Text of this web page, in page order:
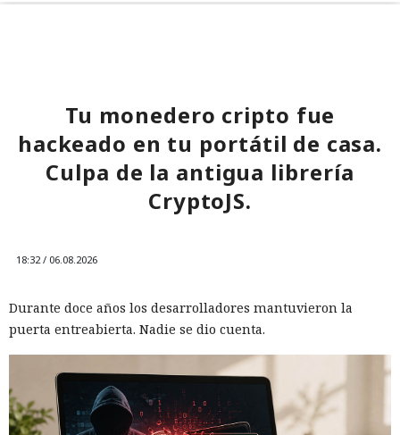
Tu monedero cripto fue
hackeado en tu portátil de casa.
Culpa de la antigua librería
CryptoJS.
18:32 / 06.08.2026
Durante doce años los desarrolladores mantuvieron la
puerta entreabierta. Nadie se dio cuenta.